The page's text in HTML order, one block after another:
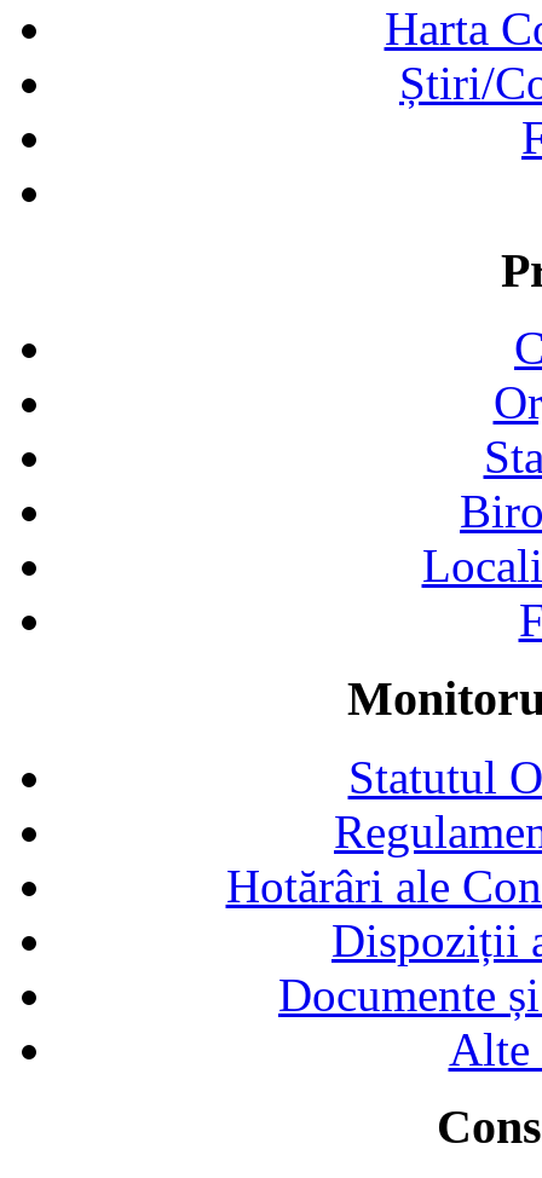
Harta
Știri/
Statutul
Hotărâri ale
Dispoziții
Documente
Alte